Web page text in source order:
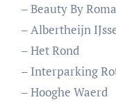
– Beauty By
– Albertheijn
– Het Rond
– Interparking
– Hooghe Waerd